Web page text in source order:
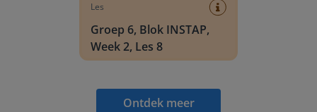
Les
Groep 6, Blok INSTAP,
Week 2, Les 8
Ontdek meer